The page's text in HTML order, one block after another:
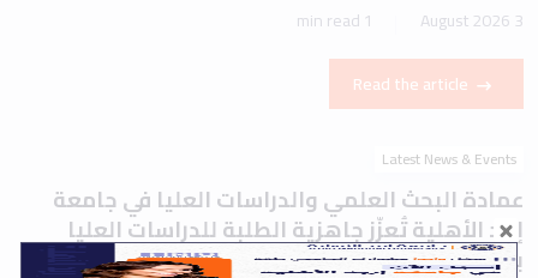
3 August 2026
1 min read
Read the article
Latest News & Events
عمادة البحث العلمي والدراسات العليا في جامعة
إربد الأهلية تُعزّز جاهزية الطلبة للدراسات العليا
بورشة تعريفية حول اختباري IELTS وTOEFL